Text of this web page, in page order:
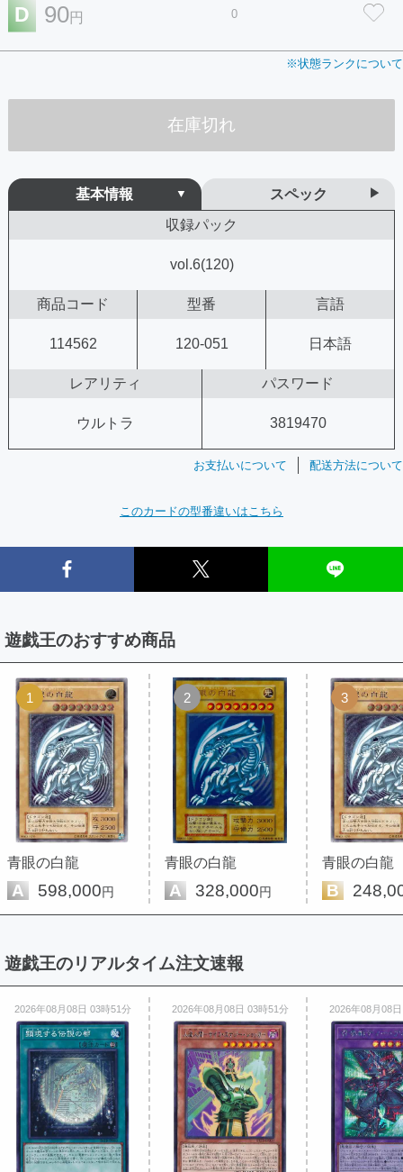
D 90円 0
※状態ランクについて
在庫切れ
基本情報
スペック
収録パック
vol.6(120)
商品コード 型番 言語
114562 120-051 日本語
レアリティ パスワード
ウルトラ 3819470
お支払いについて 配送方法について
このカードの型番違いはこちら
遊戯王のおすすめ商品
1
青眼の白龍
A 598,000円
2
青眼の白龍
A 328,000円
3
青眼の白龍
B
遊戯王のリアルタイム注文速報
2026年08月08日 03時51分 2026年08月08日 03時51分 2026年08月08